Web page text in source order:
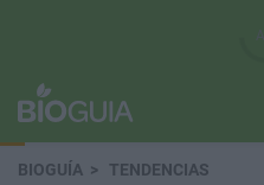
BIOGUÍA TENDENCIAS